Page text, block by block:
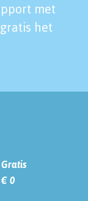
met
gratis het
Gratis
€ 0